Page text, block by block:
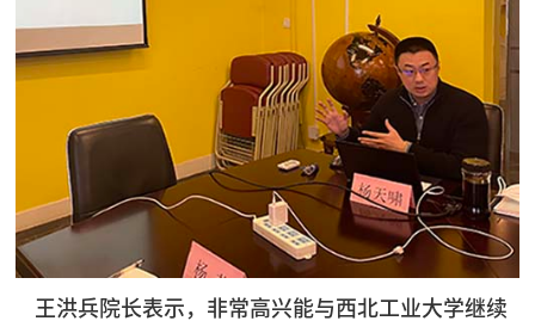
王洪兵院长表示，非常高兴能与西北工业大学继续